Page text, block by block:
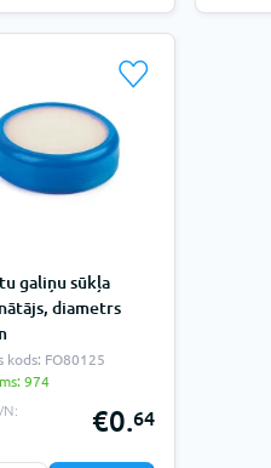
galiņu sūkļa
diametrs
kods: FO80125
974
€0.64